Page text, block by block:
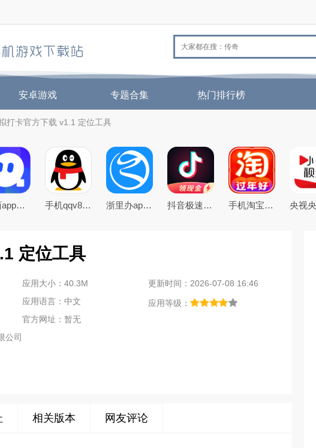
安卓游戏 专题合集 热门排行榜
打卡官方下载 v1.1 定位工具
陌陌app下载2026最新官方版 手机qqv8.5.0官方正式版 浙里办app官方下载2026手机版 抖音极速版免费下载2026最新版 手机淘宝下载2026app最新版
定位工具
应用大小：40.3M
更新时间：2026-07-08 16:46
应用语言：中文
应用等级：
官方网址：暂无
公司
相关版本 网友评论